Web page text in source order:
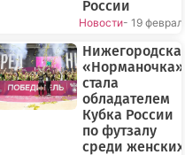
России
Новости- 19
«Норманочка»
стала
обладателем
Кубка России
по футзалу
среди женских